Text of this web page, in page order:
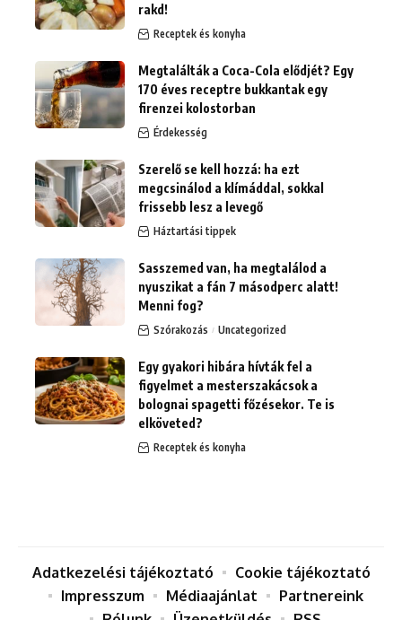
rakd!
Receptek és konyha
Megtalálták a Coca-Cola elődjét? Egy
170 éves receptre bukkantak egy
firenzei kolostorban
Érdekesség
Szerelő se kell hozzá: ha ezt
megcsinálod a klímáddal, sokkal
frissebb lesz a levegő
Háztartási tippek
Sasszemed van, ha megtalálod a
nyuszikat a fán 7 másodperc alatt!
Menni fog?
Szórakozás Uncategorized
Egy gyakori hibára hívták fel a
figyelmet a mesterszakácsok a
bolognai spagetti főzésekor. Te is
elköveted?
Receptek és konyha
Adatkezelési tájékoztató
Cookie tájékoztató
Impresszum
Médiaajánlat
Partnereink